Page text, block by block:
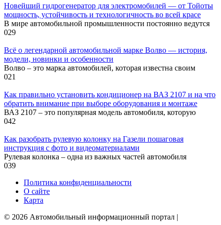
Новейший гидрогенератор для электромобилей — от Тойоты
мощность, устойчивость и технологичность во всей красе
В мире автомобильной промышленности постоянно ведутся
029
Всё о легендарной автомобильной марке Волво — история,
модели, новинки и особенности
Волво – это марка автомобилей, которая известна своим
021
Как правильно установить кондиционер на ВАЗ 2107 и на что
обратить внимание при выборе оборудования и монтаже
ВАЗ 2107 – это популярная модель автомобиля, которую
042
Как разобрать рулевую колонку на Газели пошаговая
инструкция с фото и видеоматериалами
Рулевая колонка – одна из важных частей автомобиля
039
Политика конфиденциальности
О сайте
Карта
© 2026 Автомобильный информационный портал |